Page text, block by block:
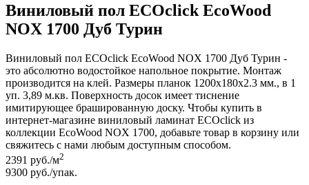
Виниловый пол ECOclick EcoWood
NOX 1700 Дуб Турин
Виниловый пол ECOclick EcoWood NOX 1700 Дуб Турин -
это абсолютно водостойкое напольное покрытие. Монтаж
производится на клей. Размеры планок 1200x180x2.3 мм., в 1
уп. 3,89 м.кв. Поверхность досок имеет тиснение
имитирующее брашированную доску. Чтобы купить в
интернет-магазине виниловый ламинат ECOclick из
коллекции EcoWood NOX 1700, добавьте товар в корзину или
свяжитесь с нами любым доступным способом.
2391 руб./м2
9300 руб./упак.